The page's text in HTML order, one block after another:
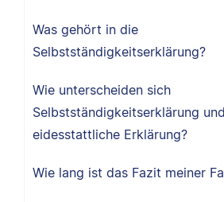
Was gehört in die
Selbstständigkeitserklärung?
Wie unterscheiden sich
Selbstständigkeitserklärung und
eidesstattliche Erklärung?
Wie lang ist das Fazit meiner